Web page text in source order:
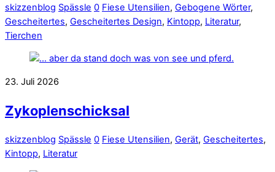
skizzenblog Spässle 0 Fiese Utensilien, Gebogene Wörter,
Gescheitertes, Gescheitertes Design, Kintopp, Literatur,
Tierchen
23. Juli 2026
Zykoplenschicksal
skizzenblog Spässle 0 Fiese Utensilien, Gerät, Gescheitertes,
Kintopp, Literatur